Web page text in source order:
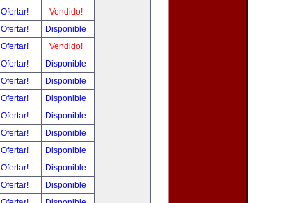
Ofertar!
Vendido!
Ofertar!
Disponible
Ofertar!
Vendido!
Ofertar!
Disponible
Ofertar!
Disponible
Ofertar!
Disponible
Ofertar!
Disponible
Ofertar!
Disponible
Ofertar!
Disponible
Ofertar!
Disponible
Ofertar!
Disponible